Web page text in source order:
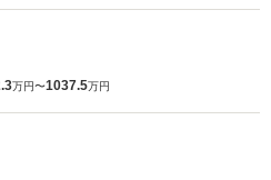
万円〜1037.5万円